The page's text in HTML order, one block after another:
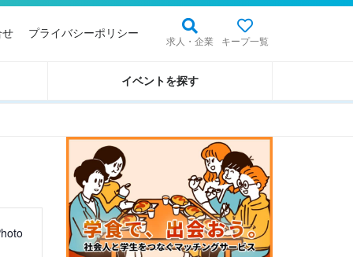
求人・企業 キープ一覧
せ プライバシーポリシー
イベントを探す